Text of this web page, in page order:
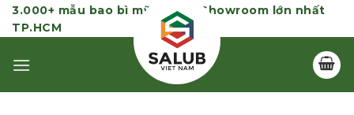
Skip
to
3.000+ mẫu bao bì mỹ phẩm | Showroom lớn nhất
TP.HCM